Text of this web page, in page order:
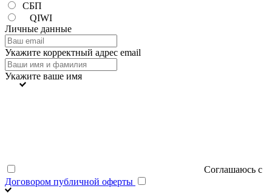
СБП
QIWI
Личные данные
Укажите корректный адрес email
Укажите ваше имя
Соглашаюсь с
Договором публичной оферты